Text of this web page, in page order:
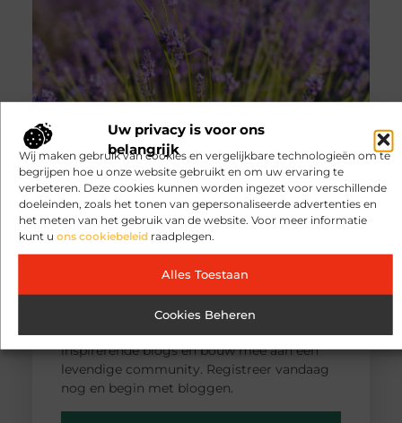
Uw privacy is voor ons
belangrijk
Wij maken gebruik van cookies en vergelijkbare technologieën om te
begrijpen hoe u onze website gebruikt en om uw ervaring te
verbeteren. Deze cookies kunnen worden ingezet voor verschillende
doeleinden, zoals het tonen van gepersonaliseerde advertenties en
het meten van het gebruik van de website. Voor meer informatie
kunt u ons cookiebeleidraadplegen.
Alles Toestaan
Cookies Beheren
Ben jij een gepassioneerde schrijver of een
nieuwsgierige lezer? Sluit je aan bij ons
blogplatform en deel jouw verhalen, ontdek
inspirerende blogs en bouw mee aan een
levendige community. Registreer vandaag
nog en begin met bloggen.